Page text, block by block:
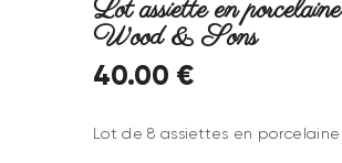
Lot assiette en porcelaine
Wood & Sons
40.00 €
Lot de 8 assiettes en porcelaine